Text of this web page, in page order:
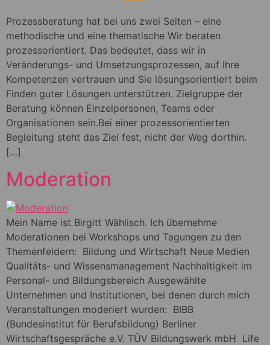
Prozessberatung hat bei uns zwei Seiten – eine
methodische und eine thematische Wir beraten
prozessorientiert. Das bedeutet, dass wir in
Veränderungs- und Umsetzungsprozessen, auf Ihre
Kompetenzen vertrauen und Sie lösungsorientiert beim
Finden guter Lösungen unterstützen. Zielgruppe der
Beratung können Einzelpersonen, Teams oder
Organisationen sein.Bei einer prozessorientierten
Begleitung steht das Ziel fest, nicht der Weg dorthin.
[…]
Moderation
Mein Name ist Birgitt Wählisch. Ich übernehme
Moderationen bei Workshops und Tagungen zu den
Themenfeldern: Bildung und Wirtschaft Neue Medien
Qualitäts- und Wissensmanagement Nachhaltigkeit im
Personal- und Bildungsbereich Ausgewählte
Unternehmen und Institutionen, bei denen durch mich
Veranstaltungen moderiert wurden: BIBB
(Bundesinstitut für Berufsbildung) Berliner
Wirtschaftsgespräche e.V. TÜV Bildungswerk mbH Life